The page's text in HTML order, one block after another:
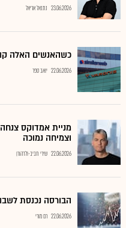
23.06.2026 נתנאל אריאל
כשהאנשים האלה
22.06.2026 יואב ספר
וצמיחה נמוכה
22.06.2026 שירי חביב-ולדהורן
הבורסה נכנסת
22.06.2026 רם מורי